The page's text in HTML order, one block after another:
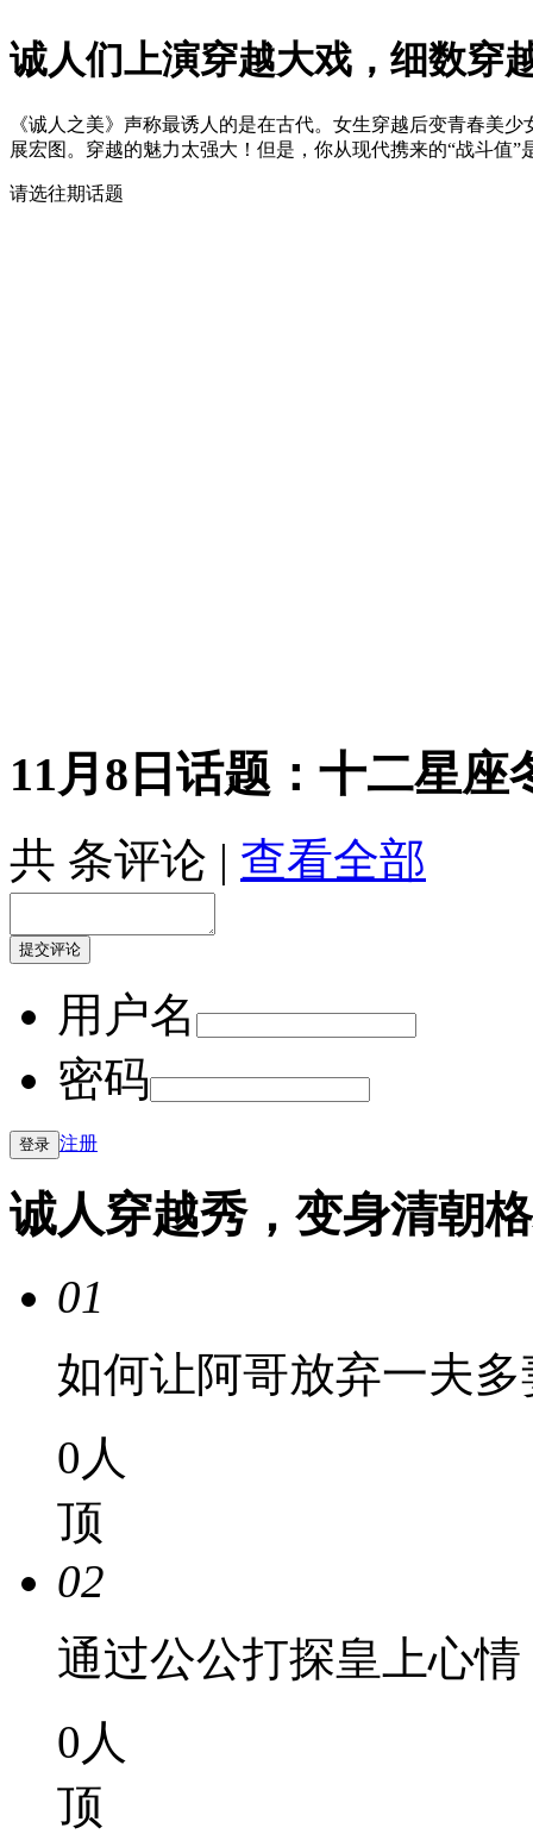
诚人们上演穿越大戏，细数穿
《诚人之美》声称最诱人的是在古代。女生穿越后变青春美
展宏图。穿越的魅力太强大！但是，你从现代携来的“战斗值”
请选往期话题
11月8日话题：十二星座
共 条评论 | 查看全部
用户名
密码
注册
诚人穿越秀，变身清朝
01
如何让阿哥放弃一夫
0 人
顶
02
通过公公打探皇上心
0 人
顶